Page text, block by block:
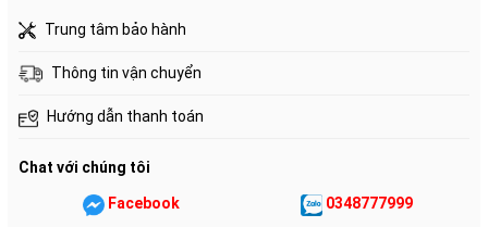
Trung tâm bảo hành
Thông tin vận chuyển
Hướng dẫn thanh toán
Chat với chúng tôi
Facebook 0348777999